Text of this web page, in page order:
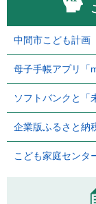
中間市こども計画
母子手帳アプリ「
ソフトバンクと「
企業版ふるさと納
こども家庭センタ